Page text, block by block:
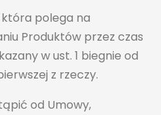
polega na
Produktów przez czas
w ust. 1 biegnie od
z rzeczy.
od Umowy,